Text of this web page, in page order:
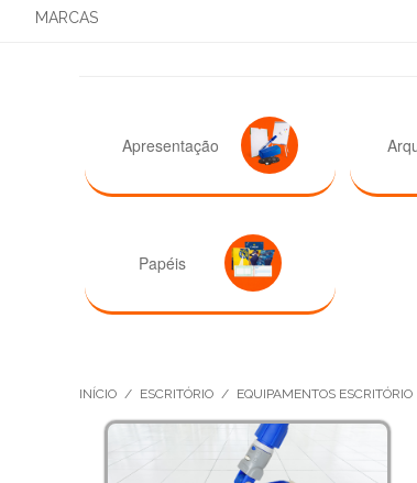
MARCAS
Apresentação
Papéis
INÍCIO / ESCRITÓRIO / EQUIPAMENTOS ESCRITÓRIO